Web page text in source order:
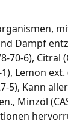
Dampf
70-6), Citral
Lemon ext.
5), Kann
Minzöl